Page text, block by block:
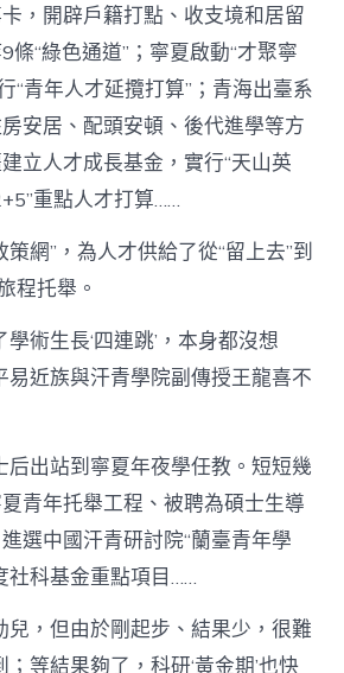
，開辟戶籍打點、收支境和居留
條“綠色通道”；寧夏啟動“才聚寧
“青年人才延攬打算”；青海出臺系
安居、配頭安頓、後代進學等方
立人才成長基金，實行“天山英
重點人才打算……
網”，為人才供給了從“留上去”到
程托舉。
術生長‘四連跳’，本身都沒想
易近族與汗青學院副傳授王龍喜不
出站到寧夏年夜學任教。短短幾
青年托舉工程、被聘為碩士生導
選中國汗青研討院“蘭臺青年學
社科基金重點項目……
兒，但由於剛起步、結果少，很難
；等結果夠了，科研‘黃金期’也快